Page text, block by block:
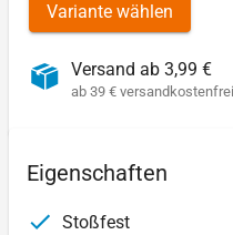
Variante wählen
Versand ab 3,99 €
ab 39 € versandkostenfrei
Eigenschaften
Stoßfest